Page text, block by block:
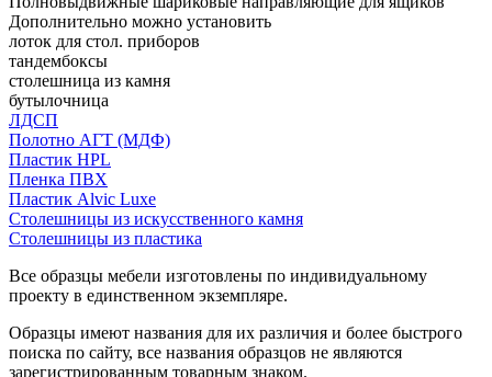
Дополнительно можно установить
лоток для стол. приборов
тандембоксы
столешница из камня
бутылочница
ЛДСП
Полотно АГТ (МДФ)
Пластик HPL
Пленка ПВХ
Пластик Alvic Luxe
Столешницы из искусственного камня
Столешницы из пластика
Все образцы мебели изготовлены по индивидуальному
проекту в единственном экземпляре.
Образцы имеют названия для их различия и более быстрого
поиска по сайту, все названия образцов не являются
зарегистрированным товарным знаком.